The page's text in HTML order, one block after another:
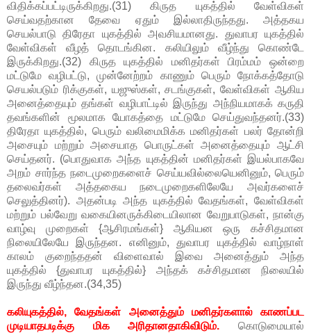
விதிக்கப்பட்டிருக்கிறது.(31) கிருத யுகத்தில் வேள்விகள்
செய்வதற்கான தேவை ஏதும் இல்லாதிருந்தது. அத்தகய
செயல்பாடு திரேதா யுகத்தில் அவசியமானது. துவாபர யுகத்தில்
வேள்விகள் வீழத் தொடங்கின. கலியிலும் வீழ்ந்து கொண்டே
இருக்கிறது.(32) கிருத யுகத்தில் மனிதர்கள் பிரம்மம் ஒன்றை
மட்டுமே வழிபட்டு, முன்னேற்றம் காணும் பெரும் நோக்கத்தோடு
செயல்படும் ரிக்குகள், யஜுஸ்கள், சடங்குகள், வேள்விகள் ஆகிய
அனைத்தையும் தங்கள் வழிபாட்டில் இருந்து அந்நியமாகக் கருதி
தவங்களின் மூலமாக யோகத்தை மட்டுமே செய்துவந்தனர்.(33)
திரேதா யுகத்தில், பெரும் வலிமைமிக்க மனிதர்கள் பலர் தோன்றி
அசையும் மற்றும் அசையாத பொருட்கள் அனைத்தையும் ஆட்சி
செய்தனர். (பொதுவாக அந்த யுகத்தின் மனிதர்கள் இயல்பாகவே
அறம் சார்ந்த நடைமுறைகளைச் செய்யவில்லையெனினும், பெரும்
தலைவர்கள் அத்தகைய நடைமுறைகளிலேயே அவர்களைச்
செலுத்தினர்). அதன்படி அந்த யுகத்தில் வேதங்கள், வேள்விகள்
மற்றும் பல்வேறு வகையினருக்கிடையிலான வேறுபாடுகள், நான்கு
வாழ்வு முறைகள் {ஆசிரமங்கள்} ஆகியன ஒரு கச்சிதமான
நிலையிலேயே இருந்தன. எனினும், துவாபர யுகத்தில் வாழ்நாள்
காலம் குறைந்ததன் விளைவால் இவை அனைத்தும் அந்த
யுகத்தில் {துவாபர யுகத்தில்} அந்தக் கச்சிதமான நிலையில்
இருந்து வீழ்ந்தன.(34,35)
கலியுகத்தில், வேதங்கள் அனைத்தும் மனிதர்களால் காணப்பட
முடியாதபடிக்கு மிக அரிதானதாகிவிடும். கொடுமையால்